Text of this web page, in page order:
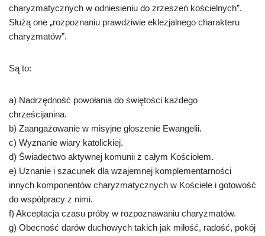
charyzmatycznych w odniesieniu do zrzeszeń kościelnych”.
Służą one „rozpoznaniu prawdziwie eklezjalnego charakteru
charyzmatów”.
Są to:
a) Nadrzędność powołania do świętości każdego
chrześcijanina.
b) Zaangażowanie w misyjne głoszenie Ewangelii.
c) Wyznanie wiary katolickiej.
d) Świadectwo aktywnej komunii z całym Kościołem.
e) Uznanie i szacunek dla wzajemnej komplementarności
innych komponentów charyzmatycznych w Kościele i gotowość
do współpracy z nimi.
f) Akceptacja czasu próby w rozpoznawaniu charyzmatów.
g) Obecność darów duchowych takich jak miłość, radość, pokój